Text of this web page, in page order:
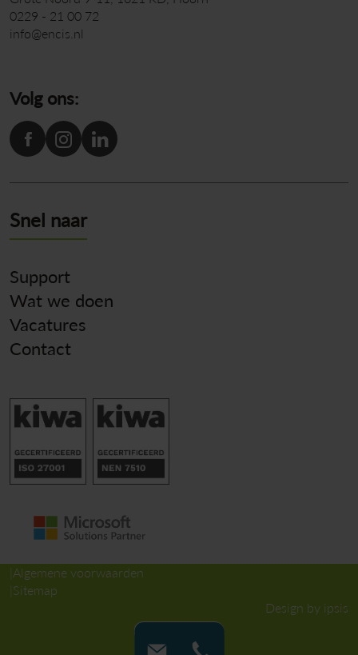
Snel naar
Support
Wat we doen
Vacatures
Contact
0229 - 21 00 72
info@encis.nl
Volg ons:
Algemene voorwaarden
Sitemap
Design by ipsis